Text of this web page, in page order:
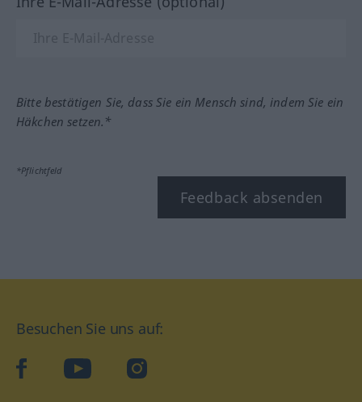
Bitte bestätigen Sie, dass Sie ein Mensch sind, indem Sie ein
Häkchen setzen.*
*Pflichtfeld
Feedback absenden
Besuchen Sie uns auf:
facebookYouTube Instagram